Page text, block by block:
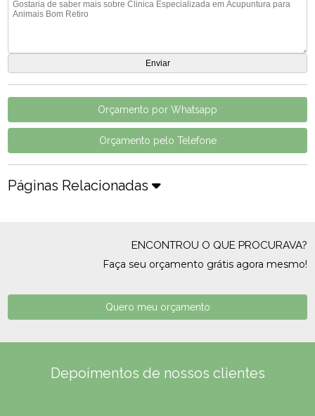
Orçamento por Whatsapp
Orçamento pelo Telefone
Páginas Relacionadas
ENCONTROU O QUE PROCURAVA?
Faça seu orçamento grátis agora mesmo!
Quero meu orçamento
Depoimentos de nossos clientes